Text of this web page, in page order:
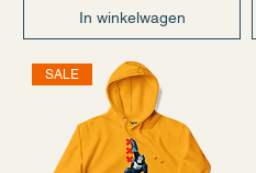
In winkelwagen
SALE